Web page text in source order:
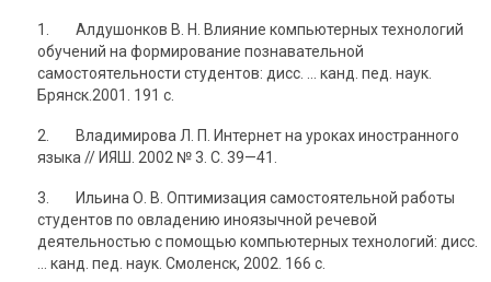
1. Алдушонков В. Н. Влияние компьютерных технологий
обучений на формирование познавательной
самостоятельности студентов: дисс. … канд. пед. наук.
Брянск.2001. 191 с.
2. Владимирова Л. П. Интернет на уроках иностранного
языка // ИЯШ. 2002 № 3. С. 39—41.
3. Ильина О. В. Оптимизация самостоятельной работы
студентов по овла­дению иноязычной речевой
деятельностью с помощью компьютерных технологий: дисс.
… канд. пед. наук. Смоленск, 2002. 166 с.